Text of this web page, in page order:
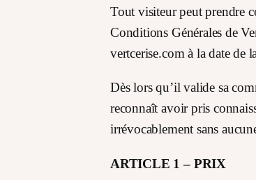
Tout visiteur peut prendre
Conditions Générales de
vertcerise.com à la date de
Dès lors qu’il valide sa
reconnaît avoir pris
irrévocablement sans
ARTICLE 1 – PRIX